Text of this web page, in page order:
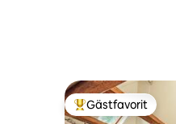
Populär gästfavorit
Gästfavorit